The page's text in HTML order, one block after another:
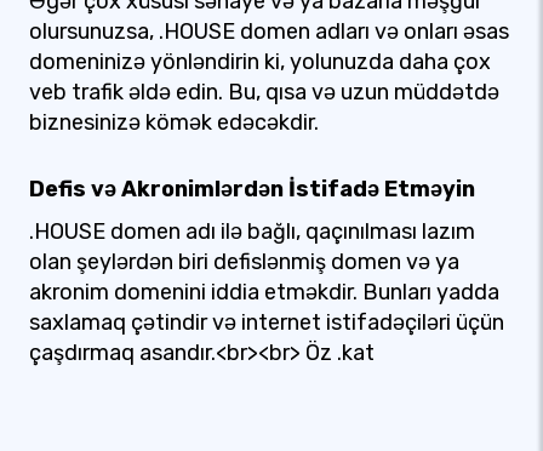
olursunuzsa, .HOUSE domen adları və onları əsas
domeninizə yönləndirin ki, yolunuzda daha çox
veb trafik əldə edin. Bu, qısa və uzun müddətdə
biznesinizə kömək edəcəkdir.
Defis və Akronimlərdən İstifadə Etməyin
.HOUSE domen adı ilə bağlı, qaçınılması lazım
olan şeylərdən biri defislənmiş domen və ya
akronim domenini iddia etməkdir. Bunları yadda
saxlamaq çətindir və internet istifadəçiləri üçün
çaşdırmaq asandır.<br><br> Öz .kat